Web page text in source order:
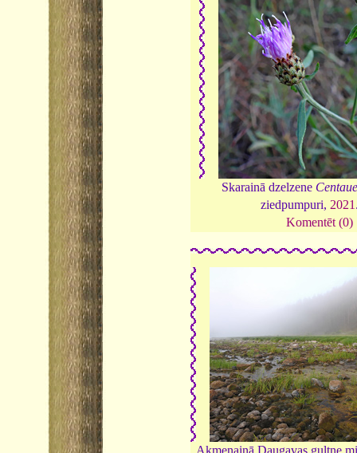
Skarainā dzelzene
ziedpumpuri, 2021
Komentēt (0)